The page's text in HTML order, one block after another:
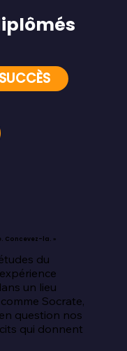
Concevez-la. »
du
un lieu
Socrate,
question nos
qui donnent